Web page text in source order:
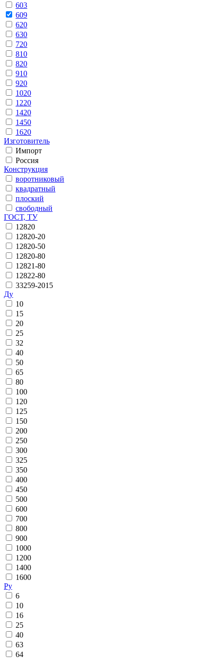
603
609
620
630
720
810
820
910
920
1020
1220
1420
1450
1620
Изготовитель
Импорт
Россия
Конструкция
воротниковый
квадратный
плоский
свободный
ГОСТ, ТУ
12820
12820-20
12820-50
12820-80
12821-80
12822-80
33259-2015
Ду
10
15
20
25
32
40
50
65
80
100
120
125
150
200
250
300
325
350
400
450
500
600
700
800
900
1000
1200
1400
1600
Ру
6
10
16
25
40
63
64